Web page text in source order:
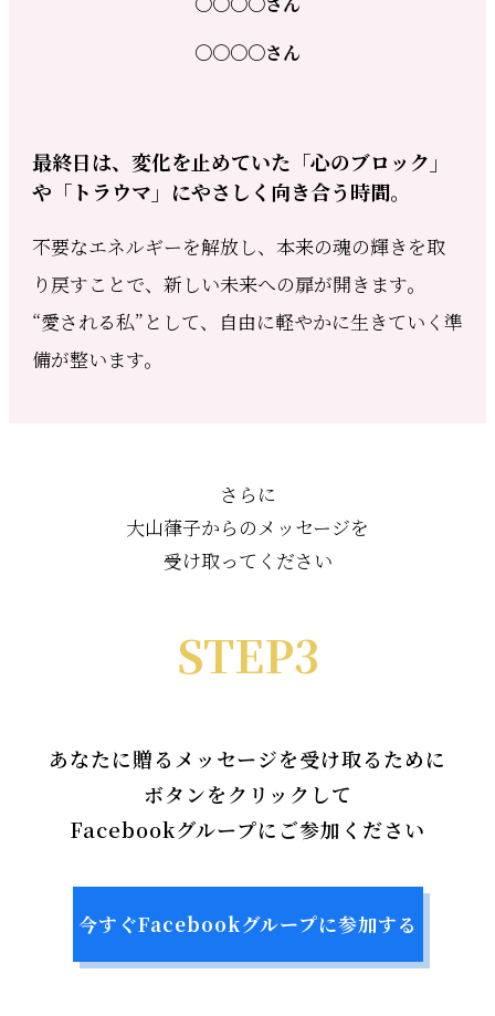
〇〇〇〇さん
最終日は、変化を止めていた「心のブロック」
や「トラウマ」にやさしく向き合う時間。
不要なエネルギーを解放し、本来の魂の輝きを取
り戻すことで、新しい未来への扉が開きます。
“愛される私”として、自由に軽やかに生きていく準
備が整います。
さらに
大山葎子からのメッセージを
受け取ってください
STEP3
あなたに贈るメッセージを受け取るために
ボタンをクリックして
Facebookグループにご参加ください
今すぐFacebookグループに参加する